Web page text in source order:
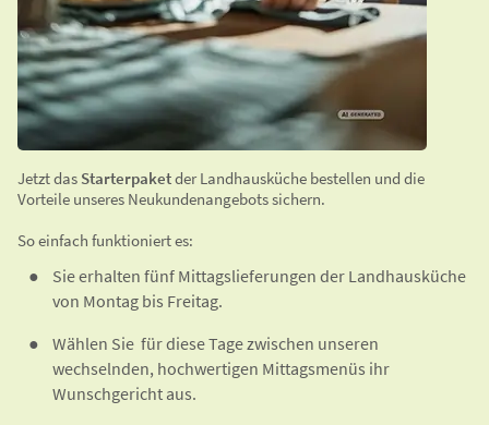
Jetzt das Starterpaketder Landhausküche bestellen und die
Vorteile unseres Neukundenangebots sichern.
So einfach funktioniert es:
Sie erhalten fünf Mittagslieferungen der Landhausküche
von Montag bis Freitag.
Wählen Sie für diese Tage zwischen unseren
wechselnden, hochwertigen Mittagsmenüs ihr
Wunschgericht aus.